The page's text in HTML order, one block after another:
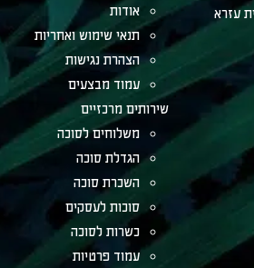
אודות
תנאי שימוש ואחריות
הצהרת נגישות
עמוד מבצעים
שירותים מרכזיים
משלוחים לסוכה
הגדלת סוכה
השכרת סוכה
סוכות לעסקים
כשרות לסוכה
עמוד פרטיות